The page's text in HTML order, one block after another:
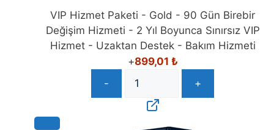
VIP Hizmet Paketi - Gold - 90 Gün Birebir
Değişim Hizmeti - 2 Yıl Boyunca Sınırsız VIP
Hizmet - Uzaktan Destek - Bakım Hizmeti
+899,01 ₺
-
+